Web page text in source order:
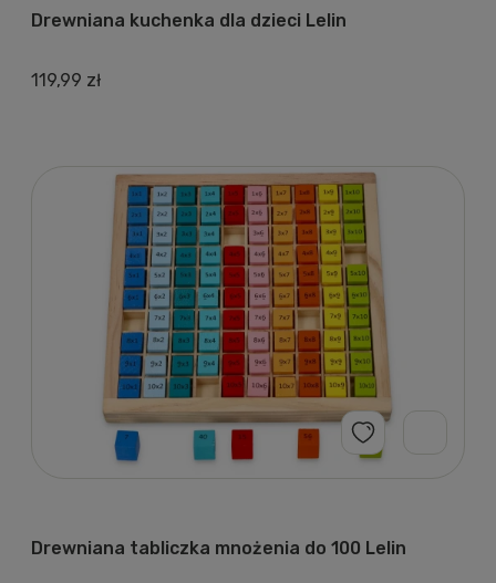
Drewniana kuchenka dla dzieci Lelin
119,99 zł
Drewniana tabliczka mnożenia do 100 Lelin